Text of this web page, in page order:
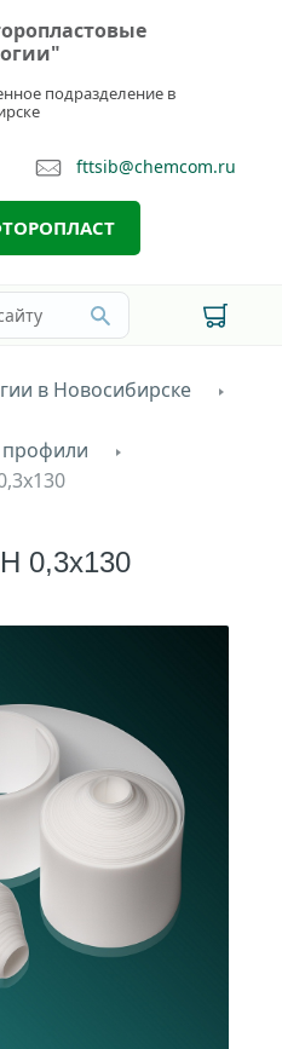
подразделение в
fttsib@chemcom.ru
в Новосибирске
0,3х130